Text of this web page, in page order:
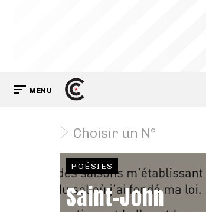
MENU
Choisir un N°
POÉSIES
Saint-John